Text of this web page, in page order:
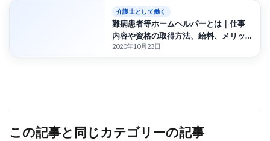
介護士として働く
難病患者等ホームヘルパーとは｜仕事
内容や資格の取得方法、給料、メリッ
トを紹介
2020年10月23日
この記事と同じカテゴリーの記事